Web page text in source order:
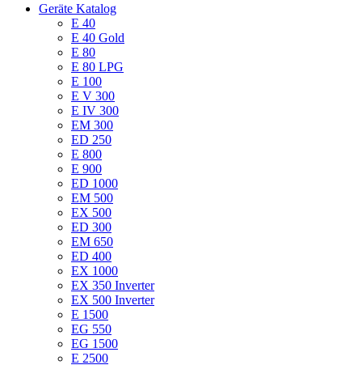
Geräte Katalog
E 40
E 40 Gold
E 80
E 80 LPG
E 100
E V 300
E IV 300
EM 300
ED 250
E 800
E 900
ED 1000
EM 500
EX 500
ED 300
EM 650
ED 400
EX 1000
EX 350 Inverter
EX 500 Inverter
E 1500
EG 550
EG 1500
E 2500